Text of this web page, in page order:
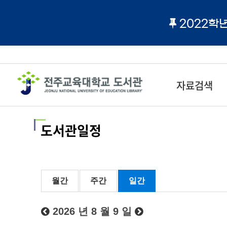
2022학
자료검색
도서관일정
월간 주간 일간
2026 년 8 월 9 일